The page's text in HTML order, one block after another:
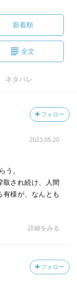
新着順
全文
ネタバレ
フォロー
2023.05.20
う。
され続け、人間
様が、なんとも
詳細をみる
フォロー